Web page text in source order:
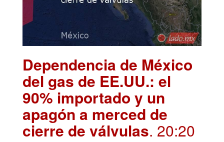
Dependencia de México
del gas de EE.UU.: el
90% importado y un
apagón a merced de
cierre de válvulas. 20:20